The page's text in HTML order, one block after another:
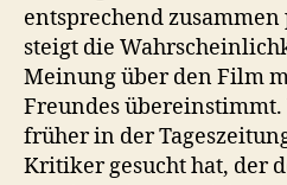
entsprechend zusammen
steigt die
Meinung über den Film
Freundes
früher in der
Kritiker gesucht hat, der